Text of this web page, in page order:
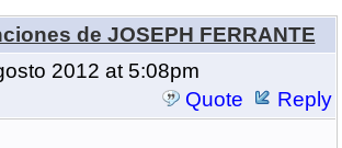
de JOSEPH FERRANTE
2012 at 5:08pm
Quote
Reply